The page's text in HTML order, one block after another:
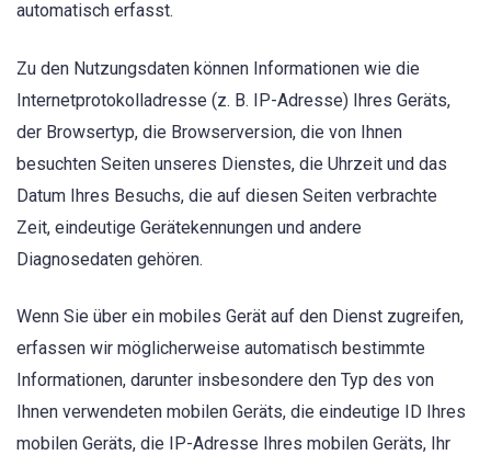
automatisch erfasst.
Zu den Nutzungsdaten können Informationen wie die
Internetprotokolladresse (z. B. IP-Adresse) Ihres Geräts,
der Browsertyp, die Browserversion, die von Ihnen
besuchten Seiten unseres Dienstes, die Uhrzeit und das
Datum Ihres Besuchs, die auf diesen Seiten verbrachte
Zeit, eindeutige Gerätekennungen und andere
Diagnosedaten gehören.
Wenn Sie über ein mobiles Gerät auf den Dienst zugreifen,
erfassen wir möglicherweise automatisch bestimmte
Informationen, darunter insbesondere den Typ des von
Ihnen verwendeten mobilen Geräts, die eindeutige ID Ihres
mobilen Geräts, die IP-Adresse Ihres mobilen Geräts, Ihr